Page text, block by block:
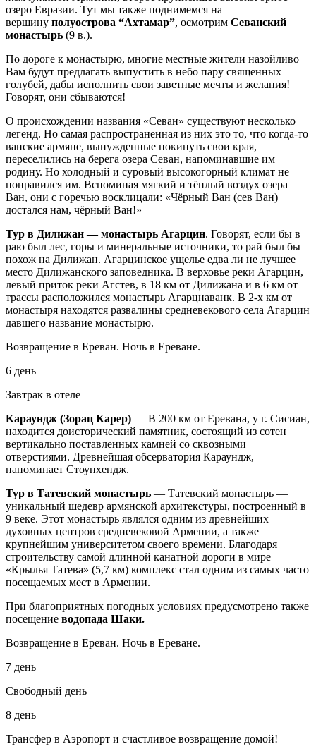
озеро Евразии. Тут мы также поднимемся на
вершину полуострова “Ахтамар”, осмотрим Севанский
монастырь (9 в.).
По дороге к монастырю, многие местные жители назойливо
Вам будут предлагать выпустить в небо пару священных
голубей, дабы исполнить свои заветные мечты и желания!
Говорят, они сбываются!
О происхождении названия «Севан» существуют несколько
легенд. Но самая распространенная из них это то, что когда-то
ванские армяне, вынужденные покинуть свои края,
переселились на берега озера Севан, напоминавшие им
родину. Но холодный и суровый высокогорный климат не
понравился им. Вспоминая мягкий и тёплый воздух озера
Ван, они с горечью восклицали: «Чёрный Ван (сев Ван)
достался нам, чёрный Ван!»
Тур в Дилижан — монастырь Агарцин. Говорят, если бы в
раю был лес, горы и минеральные источники, то рай был бы
похож на Дилижан. Агарцинское ущелье едва ли не лучшее
место Дилижанского заповедника. В верховье реки Агарцин,
левый приток реки Агстев, в 18 км от Дилижана и в 6 км от
трассы расположился монастырь Агарцнаванк. В 2-x км от
монастыря находятся развалины средневекового села Агарцин
давшего название монастырю.
Возвращение в Ереван. Ночь в Ереване.
6 день
Завтрак в отеле
Караундж (Зорац Карер) — В 200 км от Еревана, у г. Сисиан,
находится доисторический памятник, состоящий из сотен
вертикально поставленных камней со сквозными
отверстиями. Древнейшая обсерватория Караундж,
напоминает Стоунхендж.
Тур в Татевский монастырь — Татевский монастырь —
уникальный шедевр армянской архитекстуры, построенный в
9 веке. Этот монастырь являлся одним из древнейших
духовных центров средневековой Армении, а также
крупнейшим университетом своего времени. Благодаря
строительству самой длинной канатной дороги в мире
«Крылья Татева» (5,7 км) комплекс стал одним из самых часто
посещаемых мест в Армении.
При благоприятных погодных условиях предусмотрено также
посещение водопада Шаки.
Возвращение в Ереван. Ночь в Ереване.
7 день
Свободный день
8 день
Трансфер в Аэропорт и счастливое возвращение домой!